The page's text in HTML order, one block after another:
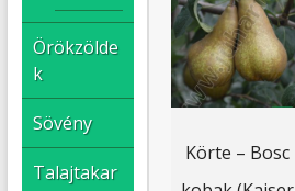
Körte – Bosc
Örökzölde
k
Sövény
Talajtakar